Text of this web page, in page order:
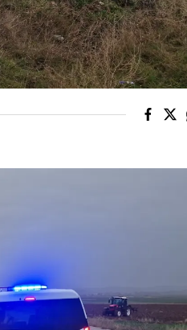
Kırklareli
Kırşehir
Kocaeli
Malatya
Muğla